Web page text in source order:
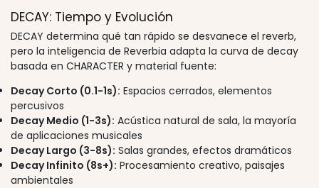
DECAY: Tiempo y Evolución
DECAY determina qué tan rápido se desvanece el reverb,
pero la inteligencia de Reverbia adapta la curva de decay
basada en CHARACTER y material fuente:
Decay Corto (0.1-1s): Espacios cerrados, elementos
percusivos
Decay Medio (1-3s): Acústica natural de sala, la mayoría
de aplicaciones musicales
Decay Largo (3-8s): Salas grandes, efectos dramáticos
Decay Infinito (8s+): Procesamiento creativo, paisajes
ambientales